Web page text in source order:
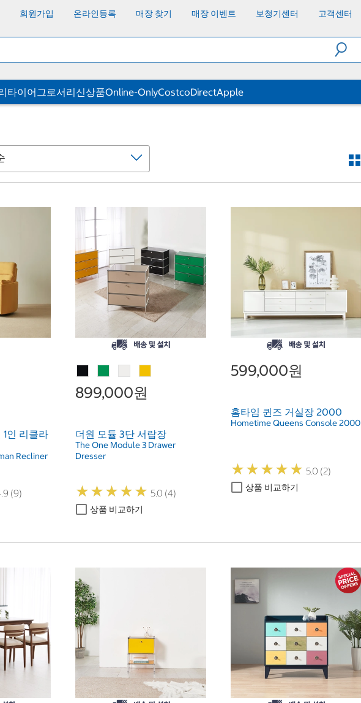
회원가입 온라인등록 매장 찾기 매장 이벤트 보청기센터 고객센터
타이어그로서리신상품Online-OnlyCostcoDirectApple
인 리클라
Recliner
(9)
899,000원
더원 모듈 3단 서랍장
The One Module 3 Drawer
Dresser
★★★★★
★★★★★ 5.0 (4)
상품 비교하기
599,000원
홈타임 퀸즈 거실장 2000
Hometime Queens Console 2000
★★★★★
★★★★★ 5.0 (2)
상품 비교하기